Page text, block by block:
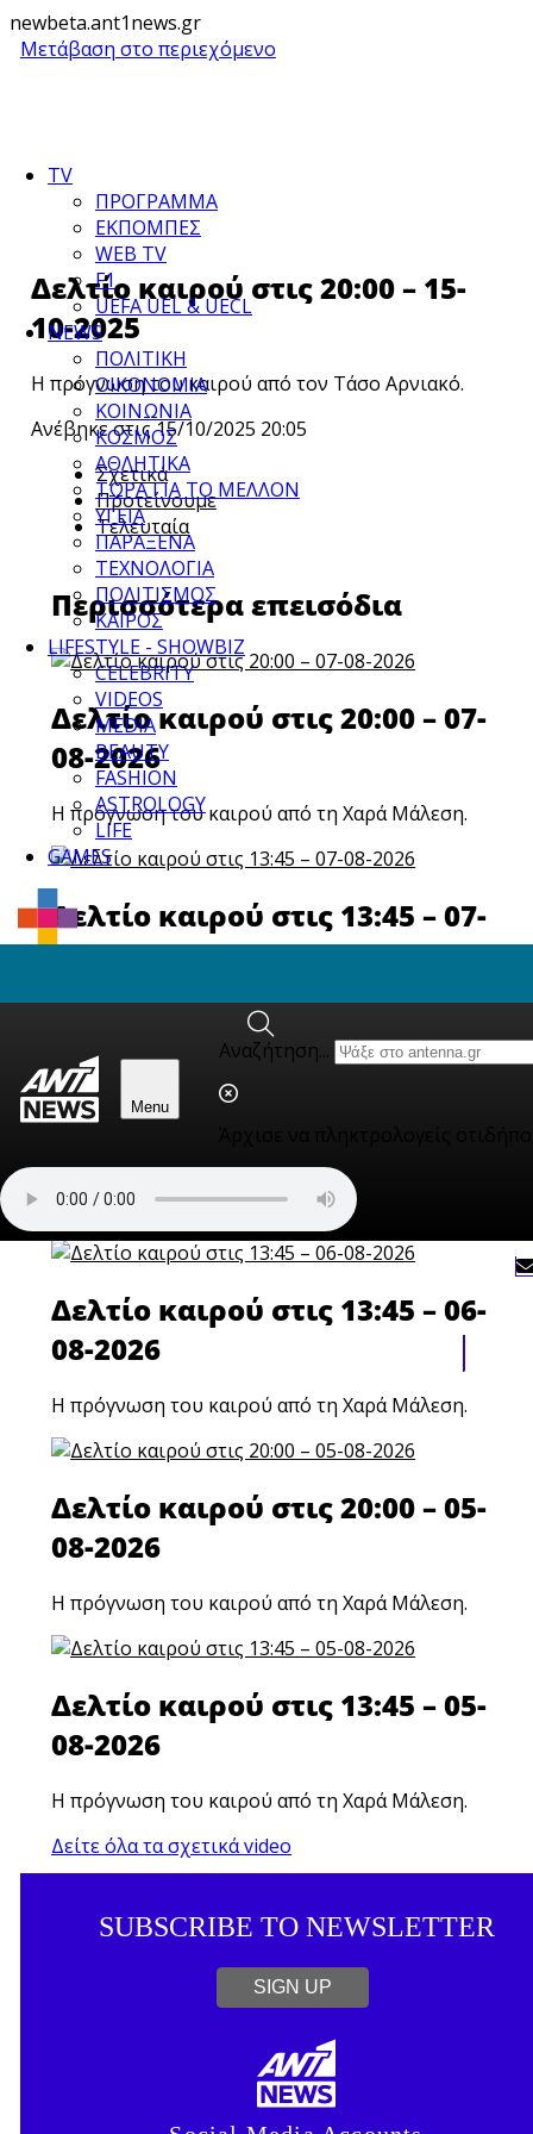
newbeta.ant1news.gr
Μετάβαση στο περιεχόμενο
TV
ΠΡΟΓΡΑΜΜΑ
ΕΚΠΟΜΠΕΣ
WEB TV
F1
UEFA UEL & UECL
NEWS
ΠΟΛΙΤΙΚΗ
ΟΙΚΟΝΟΜΙΑ
ΚΟΙΝΩΝΙΑ
ΚΟΣΜΟΣ
ΑΘΛΗΤΙΚΑ
ΤΩΡΑ ΓΙΑ ΤΟ ΜΕΛΛΟΝ
ΥΓΕΙΑ
ΠΑΡΑΞΕΝΑ
ΤΕΧΝΟΛΟΓΙΑ
ΠΟΛΙΤΙΣΜΟΣ
ΚΑΙΡΟΣ
LIFESTYLE - SHOWBIZ
CELEBRITY
VIDEOS
MEDIA
BEAUTY
FASHION
ASTROLOGY
LIFE
GAMES
Menu
Αναζήτηση...
Δελτίο καιρού στις 20:00 – 15-
10-2025
Η πρόγνωση του καιρού από τον Τάσο Αρνιακό.
Ανέβηκε στις 15/10/2025 20:05
Σχετικά
Προτείνουμε
Τελευταία
Περισσότερα επεισόδια
Δελτίο καιρού στις 20:00 – 07-
08-2026
Η πρόγνωση του καιρού από τη Χαρά Μάλεση.
Δελτίο καιρού στις 13:45 – 07-
08-2026
Η πρόγνωση του καιρού από τη Χαρά Μάλεση.
Δελτίο καιρού στις 20:00 – 06-
Η πρόγνωση του καιρού από τη Χαρά Μάλεση.
Δελτίο καιρού στις 13:45 – 06-
08-2026
Η πρόγνωση του καιρού από τη Χαρά Μάλεση.
Δελτίο καιρού στις 20:00 – 05-
08-2026
Η πρόγνωση του καιρού από τη Χαρά Μάλεση.
Δελτίο καιρού στις 13:45 – 05-
08-2026
Η πρόγνωση του καιρού από τη Χαρά Μάλεση.
Δείτε όλα τα σχετικά video
SUBSCRIBE TO NEWSLETTER
SIGN UP